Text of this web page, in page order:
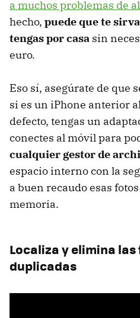
a muchos problemas de
hecho, puede que te
tengas por casa sin
euro.
Eso sí, asegúrate de que
si es un iPhone anterior
defecto, tengas un
conectes al móvil para
cualquier gestor de
espacio interno con la
a buen recaudo esas
memoria.
Localiza y elimina
duplicadas